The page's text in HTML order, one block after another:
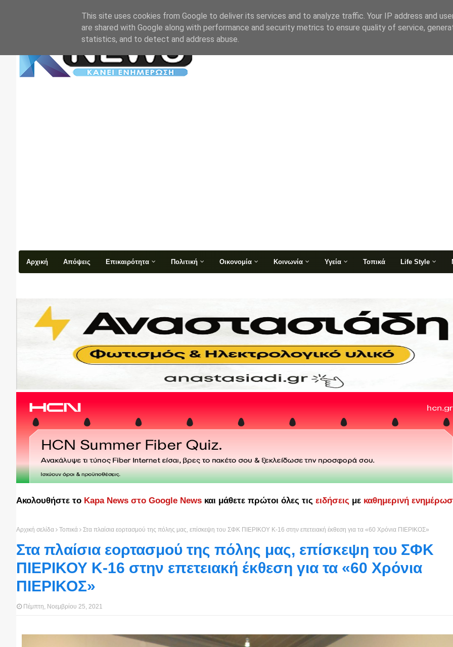
Αρχική Απόψεις Επικαιρότητα Πολιτική Οικονομία Κοινωνία Υγεία Τοπικά Life Style
Ακολουθήστε το Kapa News στο Google News και μάθετε πρώτοι όλες τις ειδήσεις με καθημερινή
Αρχική σελίδα Τοπικά Στα πλαίσια εορτασμού της πόλης μας, επίσκεψη του ΣΦΚ ΠΙΕΡΙΚΟΥ Κ-16 στην επετειακή έκθεση για τα «60 Χρόνια ΠΙΕΡΙΚΟΣ»
Στα πλαίσια εορτασμού της πόλης μας, επίσκεψη του ΣΦΚ
ΠΙΕΡΙΚΟΥ Κ-16 στην επετειακή έκθεση για τα «60 Χρόνια
ΠΙΕΡΙΚΟΣ»
Πέμπτη, Νοεμβρίου 25, 2021
This site uses cookies from Google to deliver its services and to analyze traffic. Your IP address and
are shared with Google along with performance and security metrics to ensure quality of service,
statistics, and to detect and address abuse.